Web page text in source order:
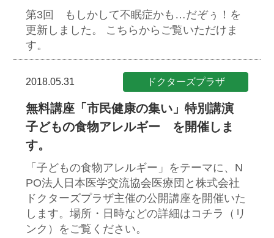
第3回 もしかして不眠症かも…だぞぅ！を
更新しました。
こちらからご覧いただけま
す。
2018.05.31 ドクターズプラザ
無料講座「市民健康の集い」特別講演
子どもの食物アレルギー を開催しま
す。
「子どもの食物アレルギー」をテーマに、N
PO法人日本医学交流協会医療団と株式会社
ドクターズプラザ主催の公開講座を開催いた
します。場所・日時などの詳細はコチラ（リ
ンク）をご覧ください。